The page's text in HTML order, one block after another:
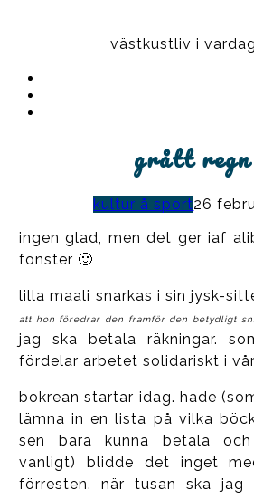
västkustliv i
grått
kultur å sport26
ingen glad, men det ger iaf
fönster 🙂
lilla maali snarkas i sin jysk-
att hon föredrar den framför den betydligt
jag ska betala räkningar.
fördelar arbetet solidariskt i
bokrean startar idag. hade
lämna in en lista på vilka
sen bara kunna betala
vanligt) blidde det inget
förresten. när tusan ska